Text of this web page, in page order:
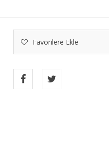
Favorilere Ekle